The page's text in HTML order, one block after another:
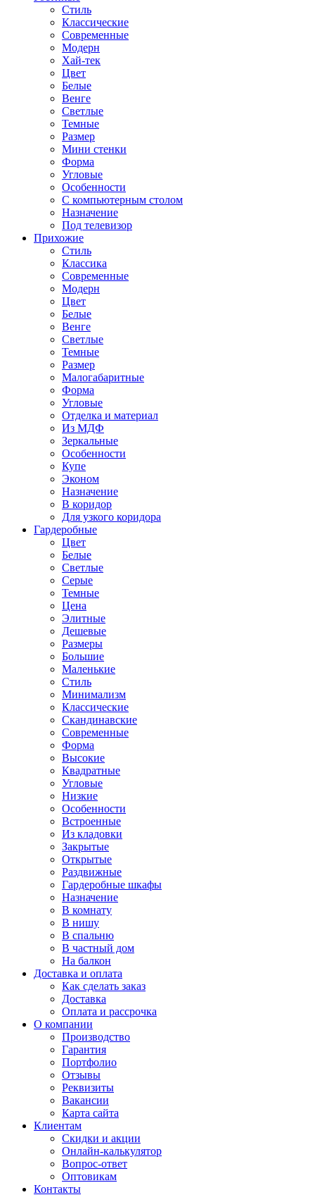
Стиль
Классические
Современные
Модерн
Хай-тек
Цвет
Белые
Венге
Светлые
Темные
Размер
Мини стенки
Форма
Угловые
Особенности
С компьютерным столом
Назначение
Под телевизор
Прихожие
Стиль
Классика
Современные
Модерн
Цвет
Белые
Венге
Светлые
Темные
Размер
Малогабаритные
Форма
Угловые
Отделка и материал
Из МДФ
Зеркальные
Особенности
Купе
Эконом
Назначение
В коридор
Для узкого коридора
Гардеробные
Цвет
Белые
Светлые
Серые
Темные
Цена
Элитные
Дешевые
Размеры
Большие
Маленькие
Стиль
Минимализм
Классические
Скандинавские
Современные
Форма
Высокие
Квадратные
Угловые
Низкие
Особенности
Встроенные
Из кладовки
Закрытые
Открытые
Раздвижные
Гардеробные шкафы
Назначение
В комнату
В нишу
В спальню
В частный дом
На балкон
Доставка и оплата
Как сделать заказ
Доставка
Оплата и рассрочка
О компании
Производство
Гарантия
Портфолио
Отзывы
Реквизиты
Вакансии
Карта сайта
Клиентам
Скидки и акции
Онлайн-калькулятор
Вопрос-ответ
Оптовикам
Контакты